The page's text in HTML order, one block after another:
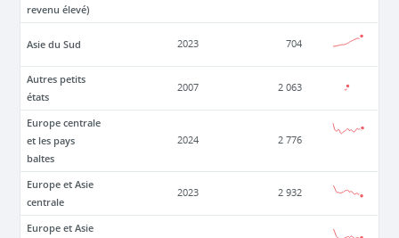
revenu élevé)
Asie du Sud 2023 704
Autres petits
états
2007 2 063
Europe centrale
et les pays
baltes
2024 2 776
Europe et Asie
centrale
2023 2 932
Europe et Asie